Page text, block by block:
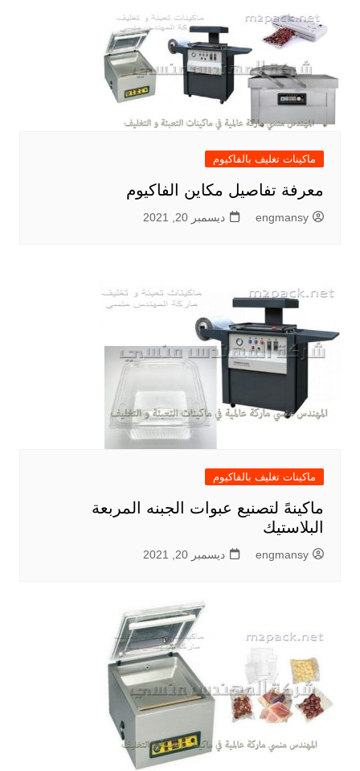
ماكينات تغليف بالفاكيوم
معرفة تفاصيل مكاين الفاكيوم
engmansy ديسمبر 20, 2021
ماكينات تغليف بالفاكيوم
ماكينهً لتصنيع عبوات الجبنه المربعة
البلاستيك
engmansy ديسمبر 20, 2021